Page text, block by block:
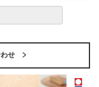
へのお届けは別途送料
また発送予定も変更にな
せ